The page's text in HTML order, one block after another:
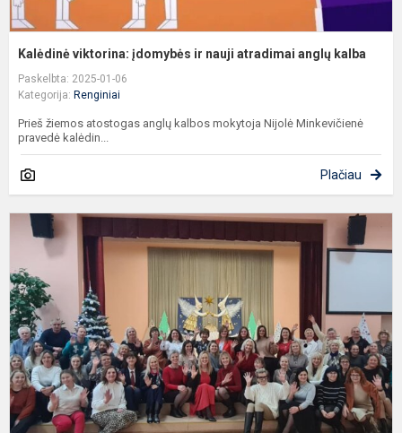
Kalėdinė viktorina: įdomybės ir nauji atradimai anglų kalba
Paskelbta: 2025-01-06
Kategorija: Renginiai
Prieš žiemos atostogas anglų kalbos mokytoja Nijolė Minkevičienė
pravedė kalėdin...
Plačiau